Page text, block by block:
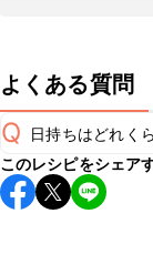
よくある質問
Q 日持ちはどれく
保存期間は冷蔵
し上がりください
このレシピをシェア